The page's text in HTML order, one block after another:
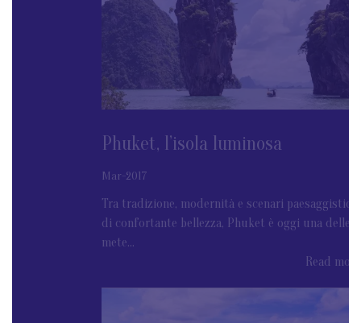
Phuket, l’isola luminosa
Tra tradizione, modernità e scenari paesaggistici
di confortante bellezza, Phuket è oggi una delle
Read more